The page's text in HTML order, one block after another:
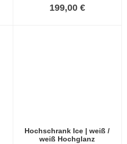
199,00 €
Hochschrank Ice | weiß /
weiß Hochglanz